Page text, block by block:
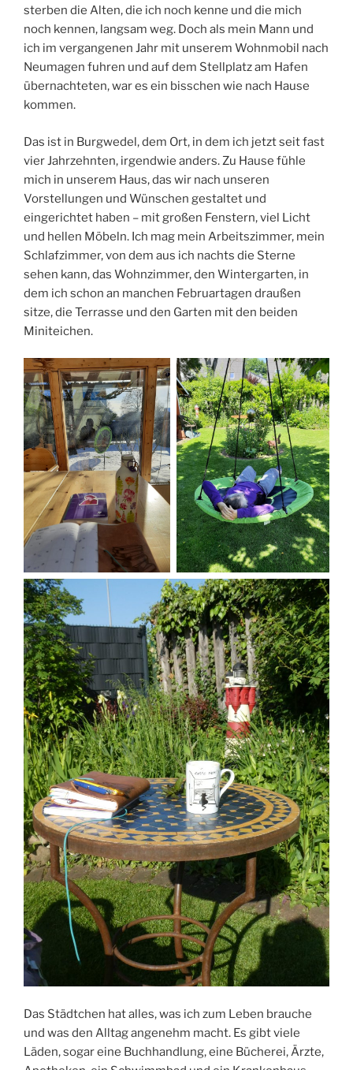
sterben die Alten, die ich noch kenne und die mich
noch kennen, langsam weg. Doch als mein Mann und
ich im vergangenen Jahr mit unserem Wohnmobil nach
Neumagen fuhren und auf dem Stellplatz am Hafen
übernachteten, war es ein bisschen wie nach Hause
kommen.
Das ist in Burgwedel, dem Ort, in dem ich jetzt seit fast
vier Jahrzehnten, irgendwie anders. Zu Hause fühle
mich in unserem Haus, das wir nach unseren
Vorstellungen und Wünschen gestaltet und
eingerichtet haben – mit großen Fenstern, viel Licht
und hellen Möbeln. Ich mag mein Arbeitszimmer, mein
Schlafzimmer, von dem aus ich nachts die Sterne
sehen kann, das Wohnzimmer, den Wintergarten, in
dem ich schon an manchen Februartagen draußen
sitze, die Terrasse und den Garten mit den beiden
Miniteichen.
Das Städtchen hat alles, was ich zum Leben brauche
und was den Alltag angenehm macht. Es gibt viele
Läden, sogar eine Buchhandlung, eine Bücherei, Ärzte,